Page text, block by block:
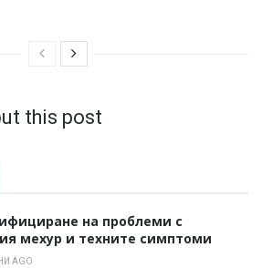
this post
на проблеми с
мехур и техните симптоми
AGO